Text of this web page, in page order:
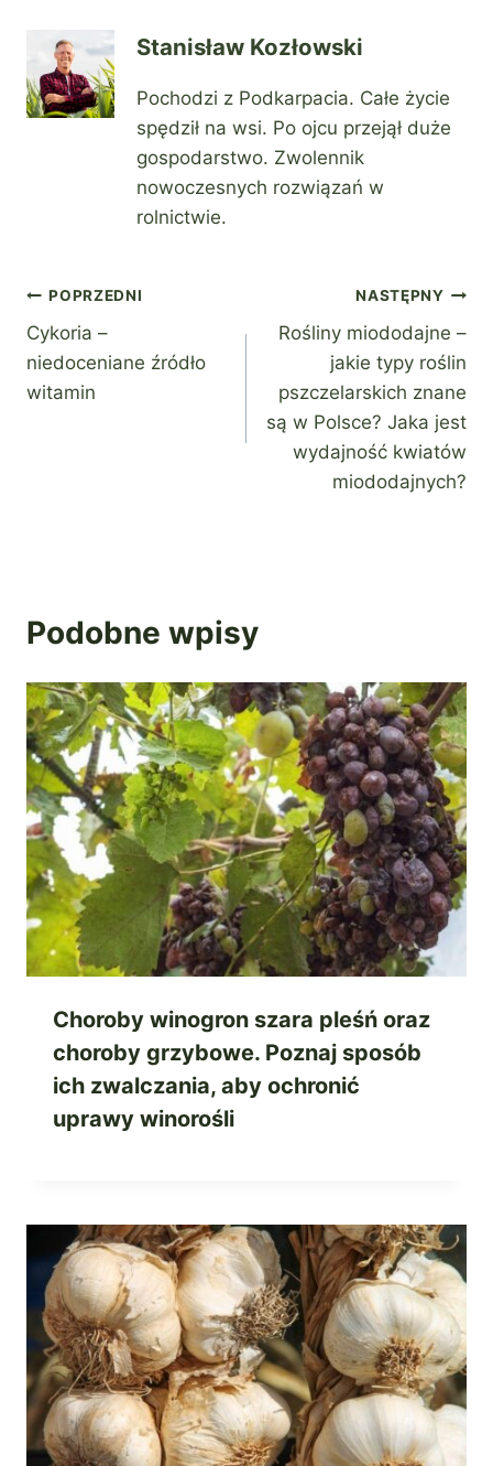
Stanisław Kozłowski
Pochodzi z Podkarpacia. Całe życie
spędził na wsi. Po ojcu przejął duże
gospodarstwo. Zwolennik
nowoczesnych rozwiązań w
rolnictwie.
Nawigacja
wpisu
POPRZEDNI
Cykoria –
niedoceniane źródło
witamin
NASTĘPNY
Rośliny miododajne –
jakie typy roślin
pszczelarskich znane
są w Polsce? Jaka jest
wydajność kwiatów
miododajnych?
Podobne wpisy
Choroby winogron szara pleśń oraz
choroby grzybowe. Poznaj sposób
ich zwalczania, aby ochronić
uprawy winorośli